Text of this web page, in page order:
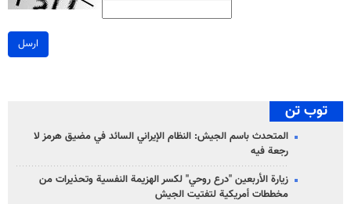
ارسل
توب تن
المتحدث باسم الجيش: النظام الإيراني السائد في مضيق هرمز لا
رجعة فيه
زيارة الأربعين "درع روحي" لكسر الهزيمة النفسية وتحذيرات من
مخططات أمريكية لتفتيت الجيش